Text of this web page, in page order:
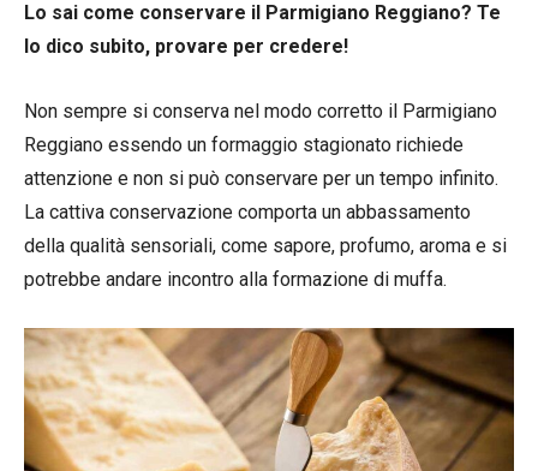
Lo sai come conservare il Parmigiano Reggiano? Te
lo dico subito, provare per credere!
Non sempre si conserva nel modo corretto il Parmigiano
Reggiano essendo un formaggio stagionato richiede
attenzione e non si può conservare per un tempo infinito.
La cattiva conservazione comporta un abbassamento
della qualità sensoriali, come sapore, profumo, aroma e si
potrebbe andare incontro alla formazione di muffa.